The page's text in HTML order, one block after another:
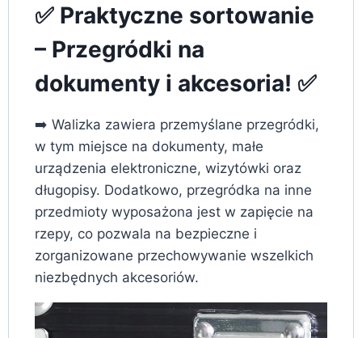
✅ Praktyczne sortowanie
– Przegródki na
dokumenty i akcesoria! ✅
➡️ Walizka zawiera przemyślane przegródki,
w tym miejsce na dokumenty, małe
urządzenia elektroniczne, wizytówki oraz
długopisy. Dodatkowo, przegródka na inne
przedmioty wyposażona jest w zapięcie na
rzepy, co pozwala na bezpieczne i
zorganizowane przechowywanie wszelkich
niezbędnych akcesoriów.